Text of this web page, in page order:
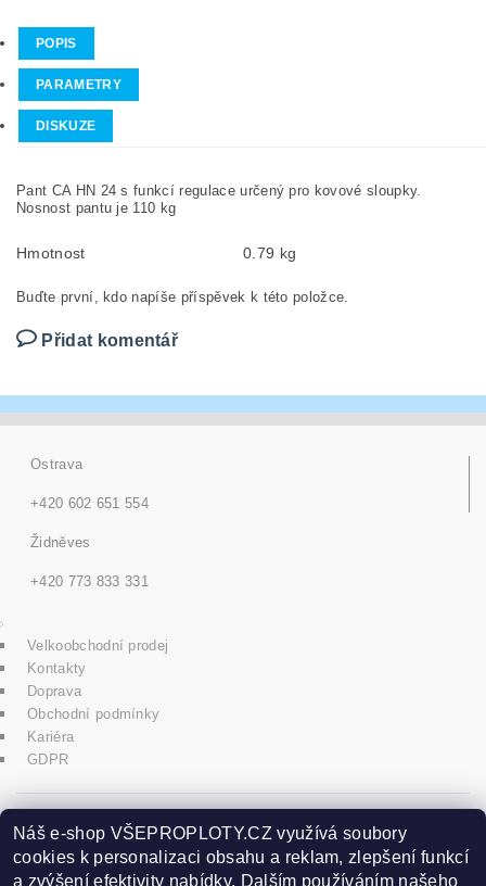
POPIS
PARAMETRY
DISKUZE
Pant CA HN 24 s funkcí regulace určený pro kovové sloupky.
Nosnost pantu je 110 kg
Hmotnost 0.79 kg
Buďte první, kdo napíše příspěvek k této položce.
Přidat komentář
Ostrava
+420 602 651 554
Židněves
+420 773 833 331
Velkoobchodní prodej
Kontakty
Doprava
Obchodní podmínky
Kariéra
GDPR
icons8.com
Náš e-shop VŠEPROPLOTY.CZ využívá soubory
cookies k personalizaci obsahu a reklam, zlepšení funkcí
a zvýšení efektivity nabídky. Dalším používáním našeho